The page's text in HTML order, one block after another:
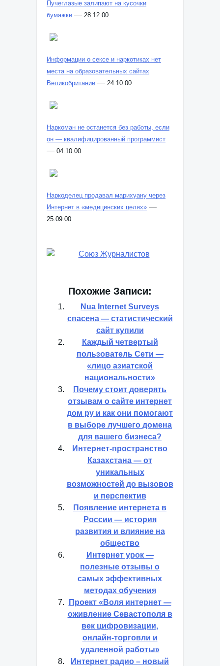
Пучеглазые залипают на кусочки
бумажки — 28.12.00
Информации о сексе и наркотиках нет
места на образовательных сайтах
Великобритании — 24.10.00
Наркоман не останется без работы, если
он — квалифицированный программист
— 04.10.00
Наркоделец продавал марихуану через
Интернет в «медицинских целях» —
25.09.00
Похожие Записи:
Nua Internet Surveys
спасена — статистический
сайт купили
Каждый четвертый
пользователь Сети —
«лицо азиатской
национальности»
Почему стоит доверять
отзывам о сайте интернет
дом ру и как они помогают
в выборе лучшего домена
для вашего бизнеса?
Интернет-пространство
Казахстана — от
уникальных
возможностей до вызовов
и перспектив
Появление интернета в
России — история
развития и влияние на
общество
Интернет урок —
полезные отзывы о
самых эффективных
методах обучения
Проект «Воля интернет —
оживление Севастополя в
век цифровизации,
онлайн-торговли и
удаленной работы»
Интернет радио – новый